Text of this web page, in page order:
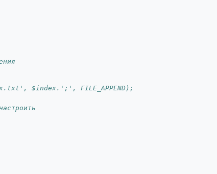
$index.';', FILE_APPEND);